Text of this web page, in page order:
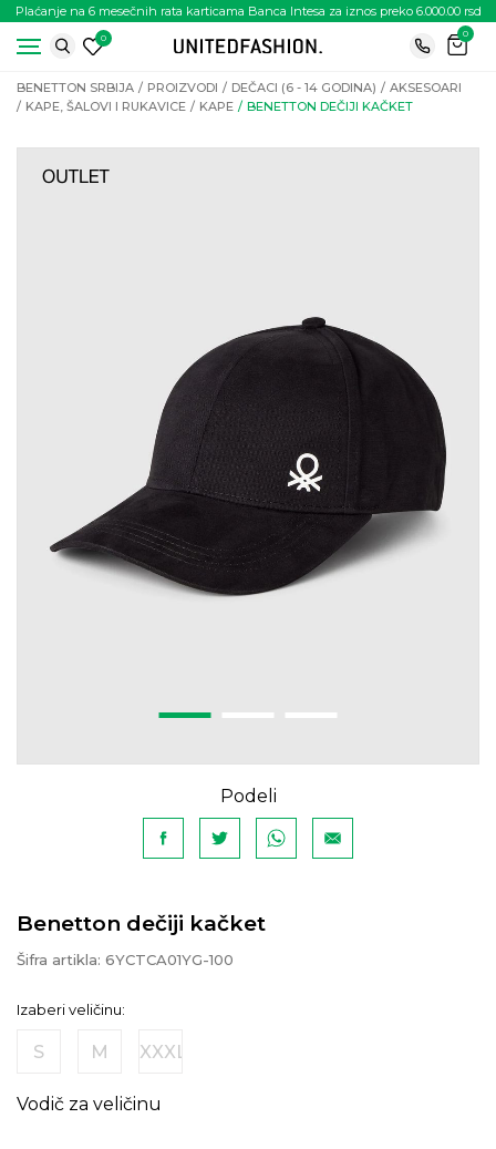
Plaćanje na 6 mesečnih rata karticama Banca Intesa za iznos preko 6.000.00 rsd
0
0
BENETTON SRBIJA PROIZVODI DEČACI (6 - 14 GODINA)
AKSESOARI
KAPE, ŠALOVI I RUKAVICE
KAPE BENETTON DEČIJI KAČKET
Podeli
Benetton dečiji kačket
Šifra artikla: 6YCTCA01YG-100
Izaberi veličinu:
S M XXXL
Vodič za veličinu